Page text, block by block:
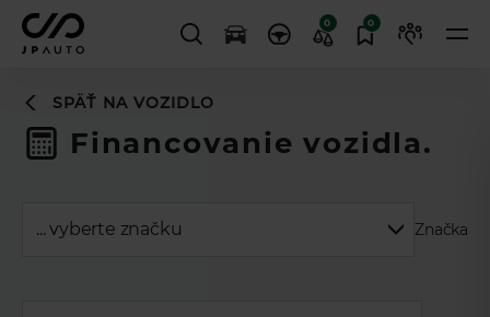
0 0
SPÄŤ NA VOZIDLO
Financovanie vozidla.
Značka